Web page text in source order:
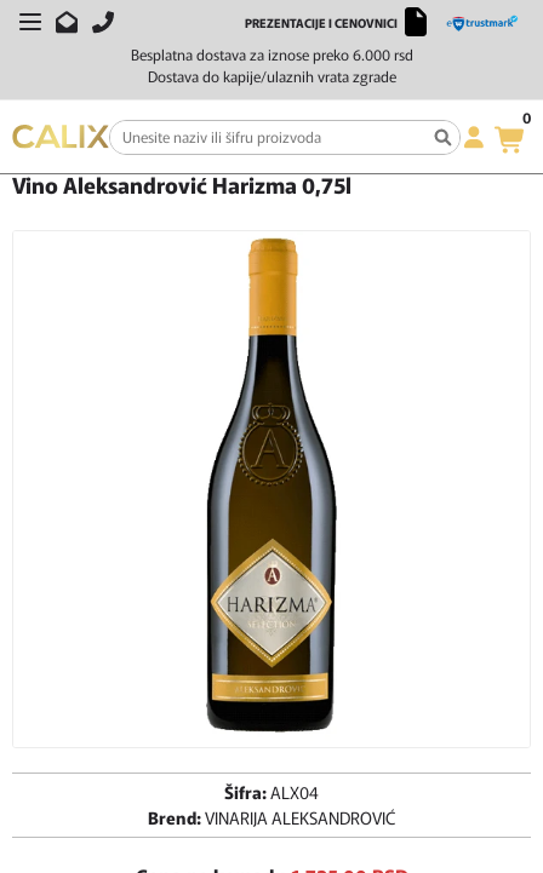
Besplatna dostava za iznose preko 6.000 rsd
Dostava do kapije/ulaznih vrata zgrade
PREZENTACIJE I CENOVNICI
0
Početna Vino Belo vino Vino Aleksandrović Harizma 0,75l
Vino Aleksandrović Harizma 0,75l
Šifra:ALX04
Brend:VINARIJA ALEKSANDROVIĆ